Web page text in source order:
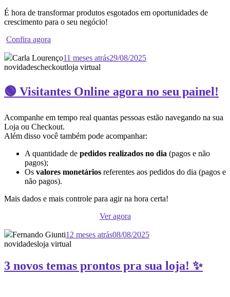
É hora de transformar produtos esgotados em oportunidades de
crescimento para o seu negócio!
Confira agora
Carla Lourenço11 meses atrás29/08/2025
novidadescheckoutloja virtual
🟢 Visitantes Online agora no seu painel!
Acompanhe em tempo real quantas pessoas estão navegando na sua
Loja ou Checkout.
Além disso você também pode acompanhar:
A quantidade de pedidos realizados no dia (pagos e não
pagos);
Os valores monetários referentes aos pedidos do dia (pagos e
não pagos).
Mais dados e mais controle para agir na hora certa!
Ver agora
Fernando Giunti12 meses atrás08/08/2025
novidadesloja virtual
3 novos temas prontos pra sua loja! ✨